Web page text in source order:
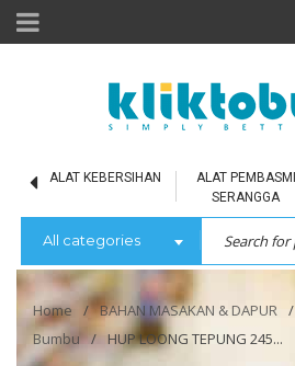
ALAT KEBERSIHAN
ALAT PEMBASMI
SERANGGA
All categories
Home / BAHAN MASAKAN & DAPUR /
Bumbu / HUP LOONG TEPUNG 245...